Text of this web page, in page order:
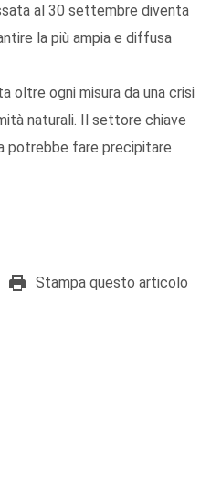
al 30 settembre diventa
la più ampia e diffusa
oltre ogni misura da una crisi
naturali. Il settore chiave
potrebbe fare precipitare
Stampa questo articolo